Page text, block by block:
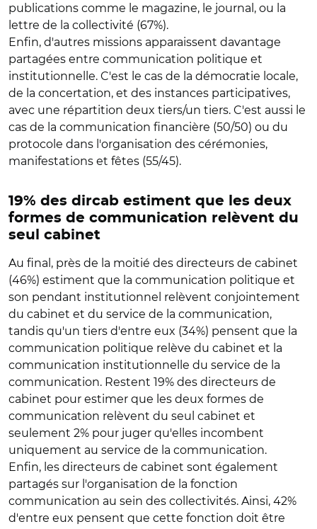
publications comme le magazine, le journal, ou la
lettre de la collectivité (67%).
Enfin, d'autres missions apparaissent davantage
partagées entre communication politique et
institutionnelle. C'est le cas de la démocratie locale,
de la concertation, et des instances participatives,
avec une répartition deux tiers/un tiers. C'est aussi le
cas de la communication financière (50/50) ou du
protocole dans l'organisation des cérémonies,
manifestations et fêtes (55/45).
19% des dircab estiment que les deux
formes de communication relèvent du
seul cabinet
Au final, près de la moitié des directeurs de cabinet
(46%) estiment que la communication politique et
son pendant institutionnel relèvent conjointement
du cabinet et du service de la communication,
tandis qu'un tiers d'entre eux (34%) pensent que la
communication politique relève du cabinet et la
communication institutionnelle du service de la
communication. Restent 19% des directeurs de
cabinet pour estimer que les deux formes de
communication relèvent du seul cabinet et
seulement 2% pour juger qu'elles incombent
uniquement au service de la communication.
Enfin, les directeurs de cabinet sont également
partagés sur l'organisation de la fonction
communication au sein des collectivités. Ainsi, 42%
d'entre eux pensent que cette fonction doit être